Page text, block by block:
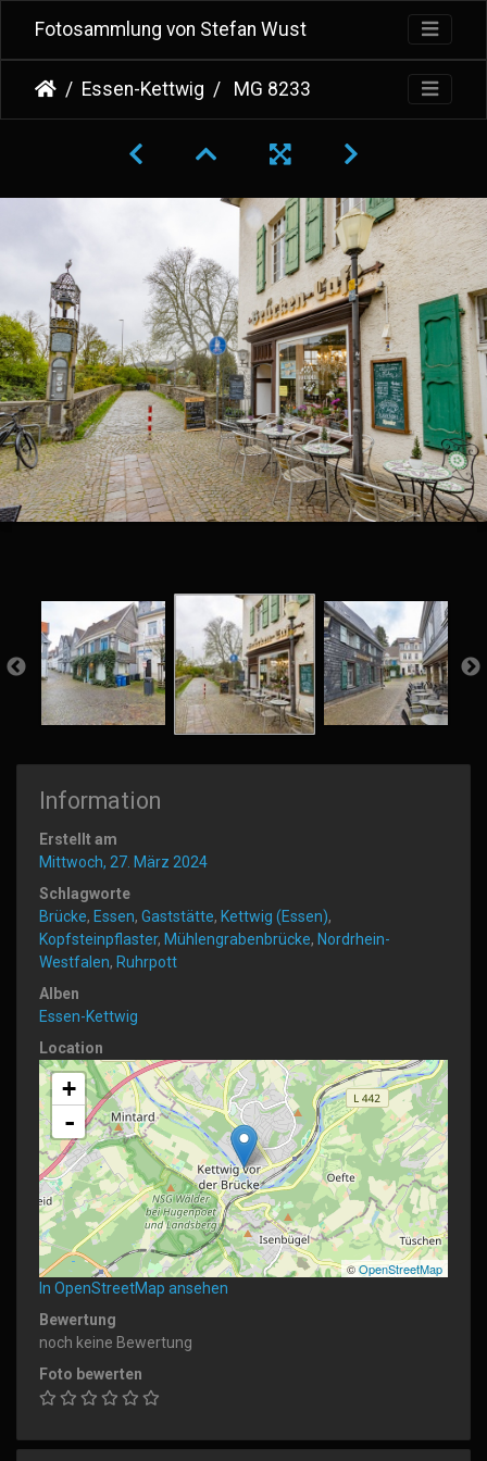
Fotosammlung von Stefan Wust
Essen-Kettwig MG 8233
Information
Erstellt am
Mittwoch, 27. März 2024
Schlagworte
Brücke, Essen, Gaststätte, Kettwig (Essen),
Kopfsteinpflaster, Mühlengrabenbrücke, Nordrhein-
Westfalen, Ruhrpott
Alben
Essen-Kettwig
Location
+
-
©OpenStreetMap
In OpenStreetMap ansehen
Bewertung
noch keine Bewertung
Foto bewerten